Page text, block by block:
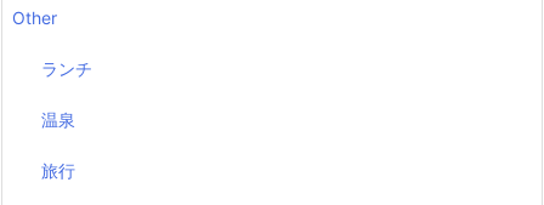
Other
ランチ
温泉
旅行